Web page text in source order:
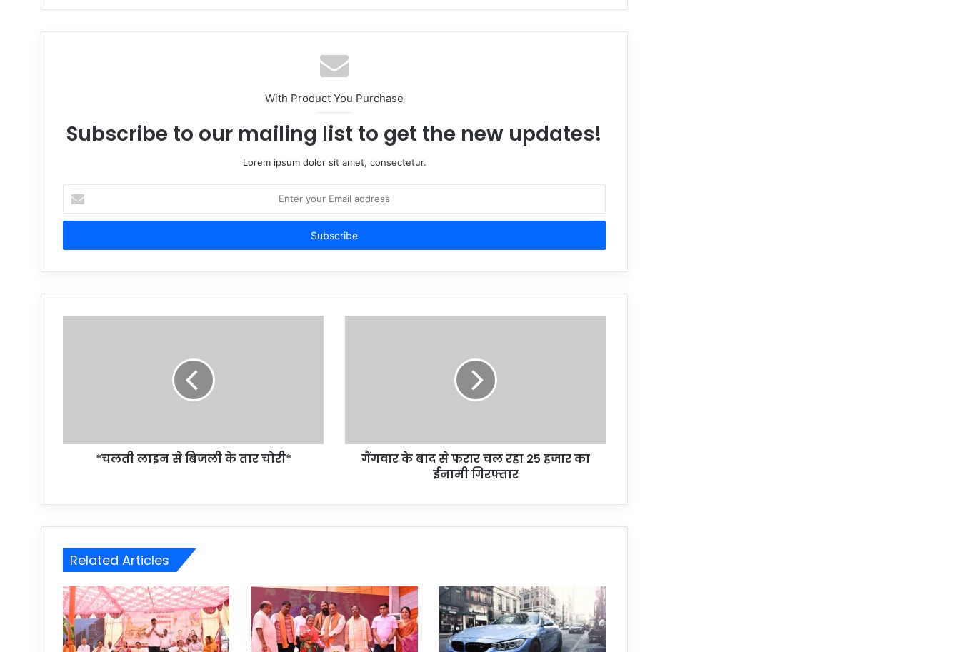
With Product You Purchase
Subscribe to our mailing list to get the new updates!
Lorem ipsum dolor sit amet, consectetur.
your
Email
*चलती लाइन से बिजली के तार चोरी*
गैंगवार के बाद से फरार चल रहा 25 हजार का
ईनामी गिरफ्तार
Related Articles